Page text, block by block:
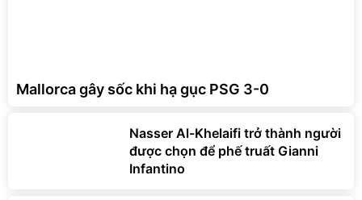
Mallorca gây sốc khi hạ gục PSG 3-0
Nasser Al-Khelaifi trở thành người
được chọn để phế truất Gianni
Infantino